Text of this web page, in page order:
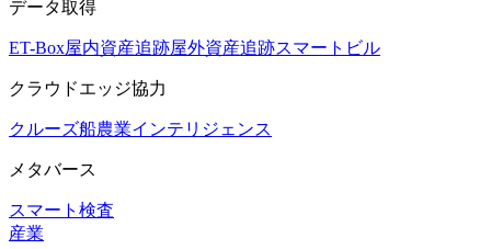
データ取得
ET-Box屋内資産追跡屋外資産追跡スマートビル
クラウドエッジ協力
クルーズ船農業インテリジェンス
メタバース
スマート検査
産業